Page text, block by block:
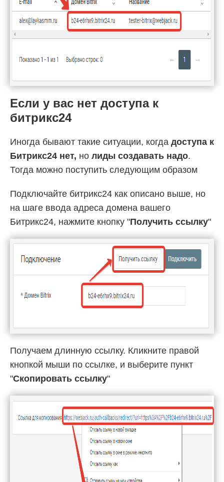
Если у вас нет доступа к
битрикс24
Иногда бывают такие ситуации, когда доступа к
Битрикс24 нет, но лиды создавать надо.
Тогда можно поступить следующим образом
Подключайте битрикс24 как описано выше, но
на шаге ввода адреса домена вашего
Битрикс24, нажмите кнопку "Получить ссылку"
Получаем длинную ссылку. Кликните правой
кнопкой мыши по ссылке, и выберите пункт
"Скопировать ссылку"